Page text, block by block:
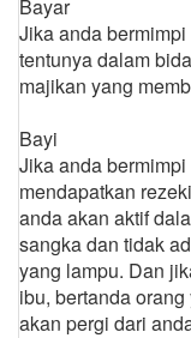
Bayar
Jika anda bermimpi
tentunya dalam
majikan yang
Bayi
Jika anda
mendapatkan
anda akan aktif
sangka dan tidak
yang lampu. Dan
ibu, bertanda
akan pergi dari